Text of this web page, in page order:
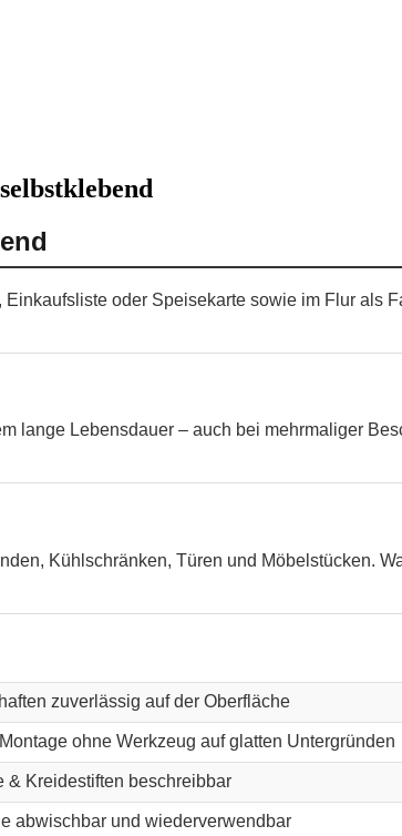
oder Speisekarte sowie im Flur als
lange Lebensdauer – auch bei mehrmaliger
Kühlschränken, Türen und Möbelstücken.
zuverlässig auf der Oberfläche
ohne Werkzeug auf glatten Untergründen
& Kreidestiften beschreibbar
abwischbar und wiederverwendbar